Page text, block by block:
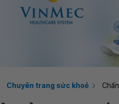
Chuyên trang sức khoẻ